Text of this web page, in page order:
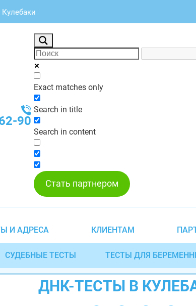
Кулебаки
90
Exact matches only
Search in title
Search in content
Стать партнером
И АДРЕСА КЛИЕНТАМ
СУДЕБНЫЕ ТЕСТЫ ТЕСТЫ ДЛЯ
ДНК-ТЕСТЫ В